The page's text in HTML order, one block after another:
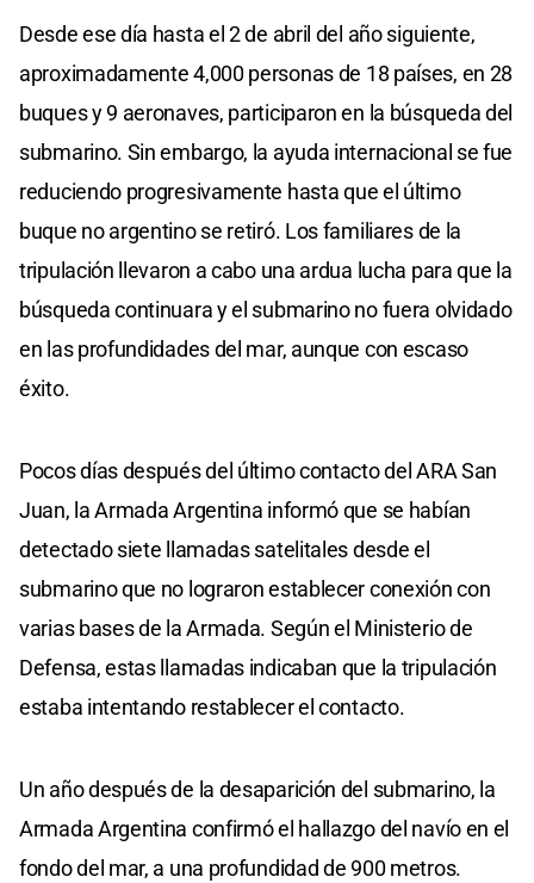
Desde ese día hasta el 2 de abril del año siguiente,
aproximadamente 4,000 personas de 18 países, en 28
buques y 9 aeronaves, participaron en la búsqueda del
submarino. Sin embargo, la ayuda internacional se fue
reduciendo progresivamente hasta que el último
buque no argentino se retiró. Los familiares de la
tripulación llevaron a cabo una ardua lucha para que la
búsqueda continuara y el submarino no fuera olvidado
en las profundidades del mar, aunque con escaso
éxito.
Pocos días después del último contacto del ARA San
Juan, la Armada Argentina informó que se habían
detectado siete llamadas satelitales desde el
submarino que no lograron establecer conexión con
varias bases de la Armada. Según el Ministerio de
Defensa, estas llamadas indicaban que la tripulación
estaba intentando restablecer el contacto.
Un año después de la desaparición del submarino, la
Armada Argentina confirmó el hallazgo del navío en el
fondo del mar, a una profundidad de 900 metros.